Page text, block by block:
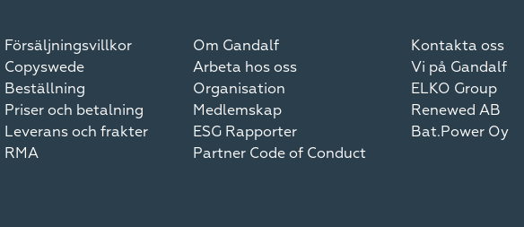
Försäljningsvillkor
Copyswede
Beställning
Priser och betalning
Leverans och frakter
RMA
Om Gandalf
Arbeta hos oss
Organisation
Medlemskap
ESG Rapporter
Partner Code of Conduct
Kontakta oss
Vi på Gandalf
ELKO Group
Renewed AB
Bat.Power Oy